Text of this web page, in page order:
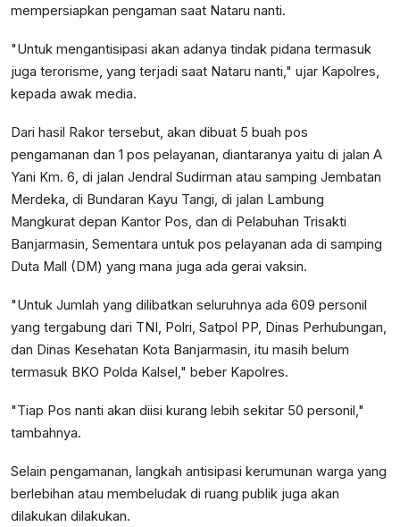
mempersiapkan pengaman saat Nataru nanti.
"Untuk mengantisipasi akan adanya tindak pidana termasuk
juga terorisme, yang terjadi saat Nataru nanti," ujar Kapolres,
kepada awak media.
Dari hasil Rakor tersebut, akan dibuat 5 buah pos
pengamanan dan 1 pos pelayanan, diantaranya yaitu di jalan A
Yani Km. 6, di jalan Jendral Sudirman atau samping Jembatan
Merdeka, di Bundaran Kayu Tangi, di jalan Lambung
Mangkurat depan Kantor Pos, dan di Pelabuhan Trisakti
Banjarmasin, Sementara untuk pos pelayanan ada di samping
Duta Mall (DM) yang mana juga ada gerai vaksin.
"Untuk Jumlah yang dilibatkan seluruhnya ada 609 personil
yang tergabung dari TNI, Polri, Satpol PP, Dinas Perhubungan,
dan Dinas Kesehatan Kota Banjarmasin, itu masih belum
termasuk BKO Polda Kalsel," beber Kapolres.
"Tiap Pos nanti akan diisi kurang lebih sekitar 50 personil,"
tambahnya.
Selain pengamanan, langkah antisipasi kerumunan warga yang
berlebihan atau membeludak di ruang publik juga akan
dilakukan dilakukan.